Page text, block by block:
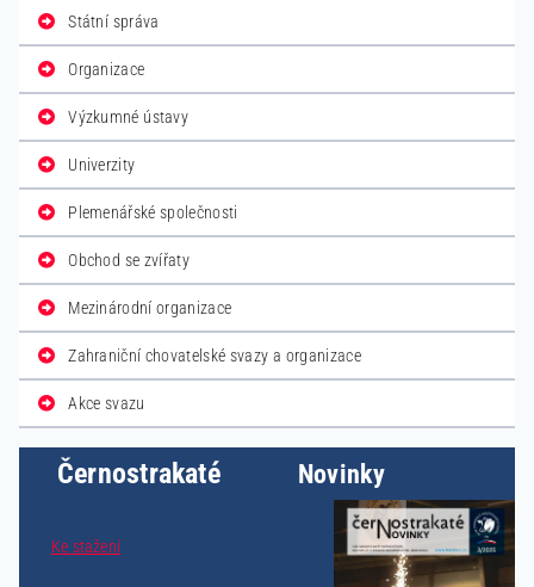
Státní správa
Organizace
Výzkumné ústavy
Univerzity
Plemenářské společnosti
Obchod se zvířaty
Mezinárodní organizace
Zahraniční chovatelské svazy a organizace
Akce svazu
Černostrakaté Novinky
Ke stažení